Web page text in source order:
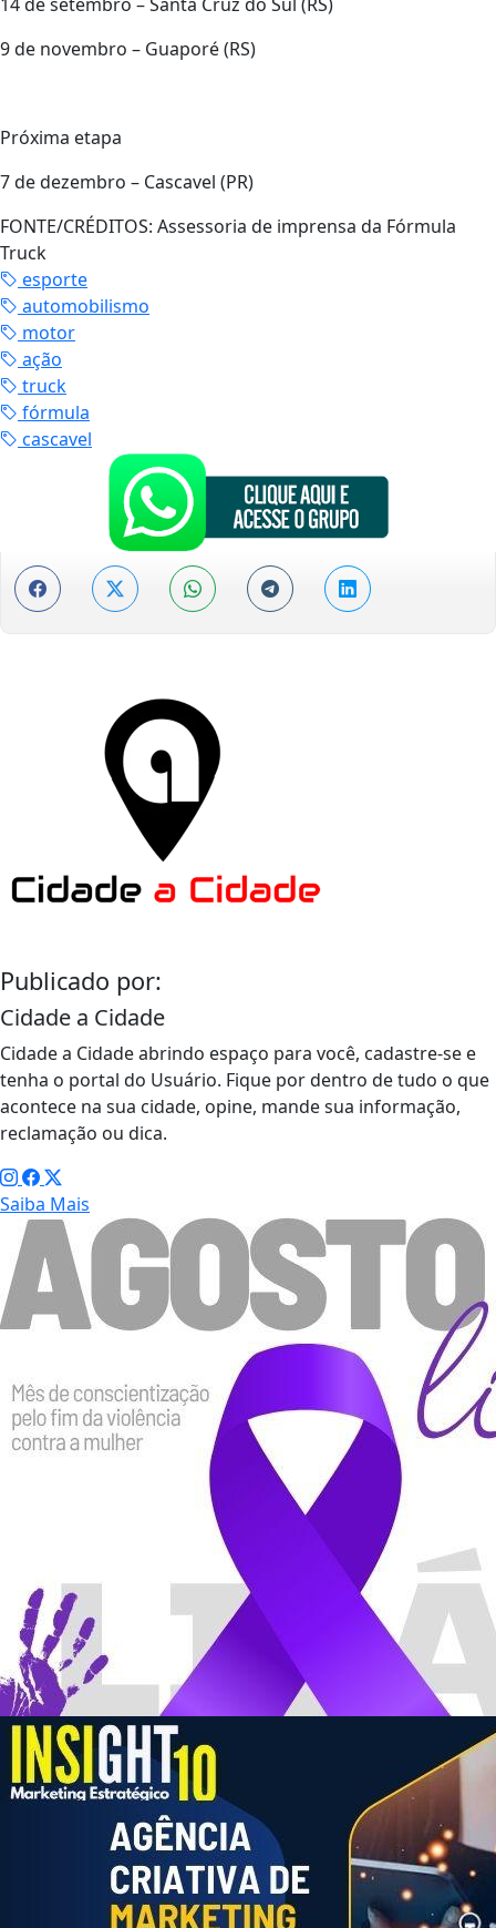
9 de novembro – Guaporé (RS)
Próxima etapa
7 de dezembro – Cascavel (PR)
FONTE/CRÉDITOS: Assessoria de imprensa da Fórmula
Truck
esporte
automobilismo
motor
ação
truck
fórmula
cascavel
Publicado por:
Cidade a Cidade
Cidade a Cidade abrindo espaço para você, cadastre-se e
tenha o portal do Usuário. Fique por dentro de tudo o que
acontece na sua cidade, opine, mande sua informação,
reclamação ou dica.
Saiba Mais